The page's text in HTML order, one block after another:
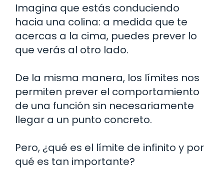
Imagina que estás conduciendo
hacia una colina: a medida que te
acercas a la cima, puedes prever lo
que verás al otro lado.
De la misma manera, los límites nos
permiten prever el comportamiento
de una función sin necesariamente
llegar a un punto concreto.
Pero, ¿qué es el límite de infinito y por
qué es tan importante?